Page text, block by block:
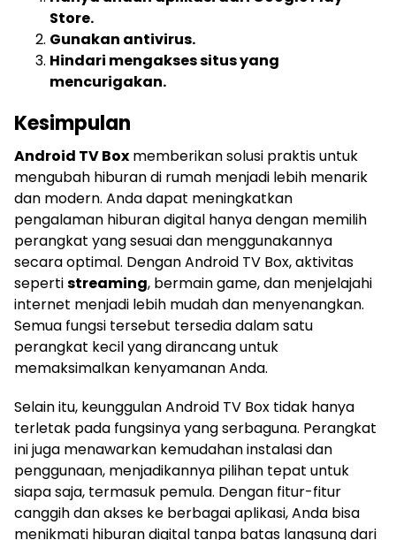
Store.
Gunakan antivirus.
Hindari mengakses situs yang
mencurigakan.
Kesimpulan
Android TV Box memberikan solusi praktis untuk
mengubah hiburan di rumah menjadi lebih menarik
dan modern. Anda dapat meningkatkan
pengalaman hiburan digital hanya dengan memilih
perangkat yang sesuai dan menggunakannya
secara optimal. Dengan Android TV Box, aktivitas
sepertistreaming, bermain game, dan menjelajahi
internet menjadi lebih mudah dan menyenangkan.
Semua fungsi tersebut tersedia dalam satu
perangkat kecil yang dirancang untuk
memaksimalkan kenyamanan Anda.
Selain itu, keunggulan Android TV Box tidak hanya
terletak pada fungsinya yang serbaguna. Perangkat
ini juga menawarkan kemudahan instalasi dan
penggunaan, menjadikannya pilihan tepat untuk
siapa saja, termasuk pemula. Dengan fitur-fitur
canggih dan akses ke berbagai aplikasi, Anda bisa
menikmati hiburan digital tanpa batas langsung dari